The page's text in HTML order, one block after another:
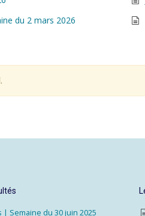
du 2 mars 2026
Semaine du 30 juin 2025